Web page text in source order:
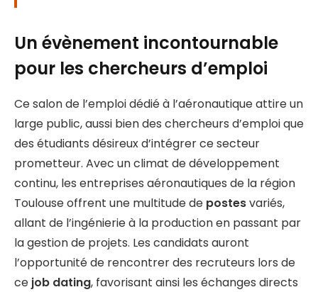
Un évènement incontournable
pour les chercheurs d’emploi
Ce salon de l’emploi dédié à l’aéronautique attire un
large public, aussi bien des chercheurs d’emploi que
des étudiants désireux d’intégrer ce secteur
prometteur. Avec un climat de développement
continu, les entreprises aéronautiques de la région
Toulouse offrent une multitude de postesvariés,
allant de l’ingénierie à la production en passant par
la gestion de projets. Les candidats auront
l’opportunité de rencontrer des recruteurs lors de
ce job dating, favorisant ainsi les échanges directs